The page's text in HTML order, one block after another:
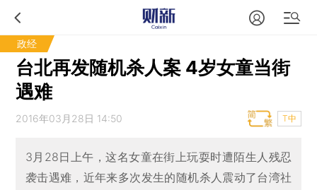
政经
台北再发随机杀人案 4岁女童当街
遇难
2016年03月28日 14:50 T中
3月28日上午，这名女童在街上玩耍时遭陌生人残忍
袭击遇难，近年来多次发生的随机杀人震动了台湾社